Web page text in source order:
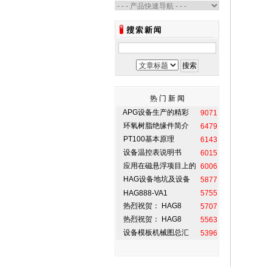
热 门 新 闻
APG设备生产的精彩
9071
环氧树脂绝缘件简介
6479
PT100基本原理
6143
设备温控表说明书
6015
应用在磁悬浮项目上的 6006
HAG设备地坑及设备
5877
HAG888-VA1
5755
热烈祝贺： HAG8
5707
热烈祝贺： HAG8
5563
设备模板机械图总汇
5396